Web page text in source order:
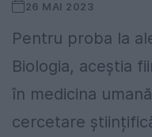
26 MAI 2023
Pentru proba la
Biologia, aceștia
în medicina
cercetare